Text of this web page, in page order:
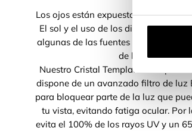
Los ojos están expuestos a diario a
El sol y el uso de los dispositivos
algunas de las fuentes de emisión
de luz.
Nuestro Cristal Templado Completo
dispone de un avanzado filtro de luz
para bloquear parte de la luz que
tu vista, evitando fatiga ocular. Por
evita el 100% de los rayos UV y un